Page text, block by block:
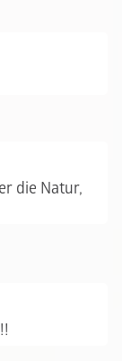
die Natur,